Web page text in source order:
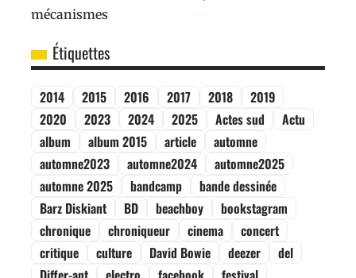
Étiquettes
2014 2015 2016 2017 2018
2019
2020
2023 2024 2025 Actes sud
Actu
album
album 2015 article
automne
automne2023
automne2024
automne2025
automne 2025
bandcamp
bande dessinée
Barz Diskiant
BD beachboy
bookstagram
chronique
chroniqueur cinema
concert
critique
culture David Bowie deezer
del